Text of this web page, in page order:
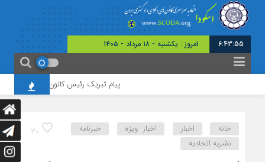
6:43:55 امروز : یکشنبه - ۱۸ مرداد - ۱۴۰۵
پیام تبریک رئیس کانون وکلای همدان به
30 خانه اخبار اخبار ویژه
خبرنامه
نشریه اتحادیه